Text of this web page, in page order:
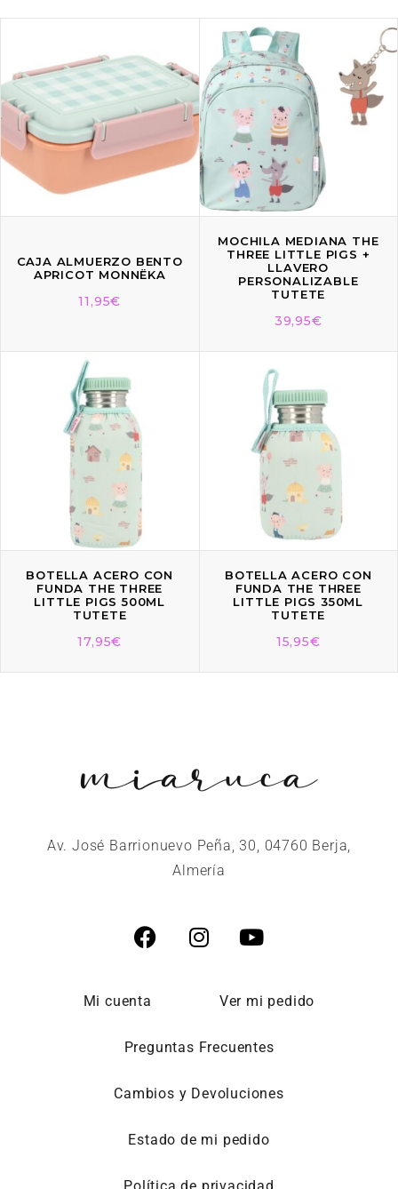
CAJA ALMUERZO BENTO
APRICOT MONNËKA
11,95€
MOCHILA MEDIANA THE
THREE LITTLE PIGS +
LLAVERO
PERSONALIZABLE
TUTETE
39,95€
BOTELLA ACERO CON
FUNDA THE THREE
LITTLE PIGS 500ML
TUTETE
17,95€
BOTELLA ACERO CON
FUNDA THE THREE
LITTLE PIGS 350ML
TUTETE
15,95€
Av. José Barrionuevo Peña, 30, 04760 Berja,
Almería
Mi cuenta Ver mi pedido
Preguntas Frecuentes
Cambios y Devoluciones
Estado de mi pedido